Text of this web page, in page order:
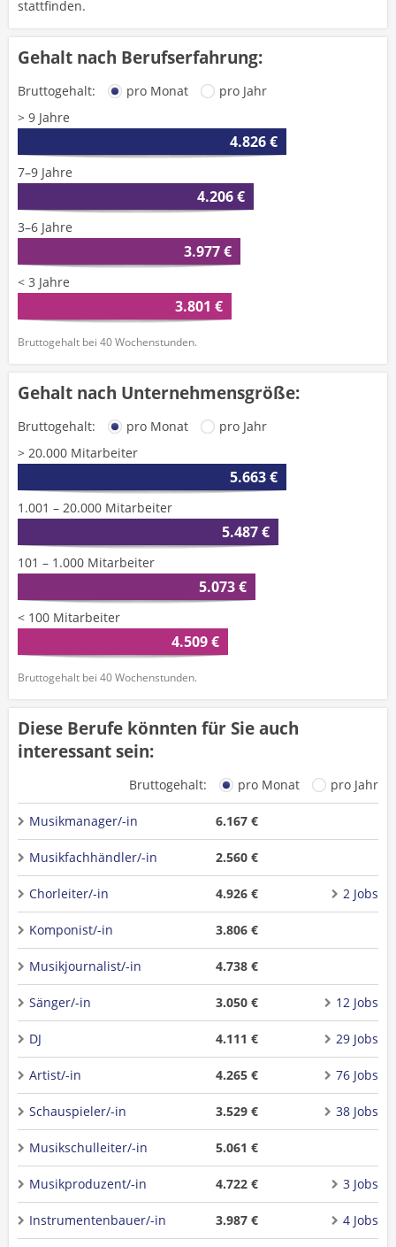
stattfinden.
Gehalt nach Berufserfahrung:
Bruttogehalt: pro Monat
pro Jahr
> 9 Jahre
4.826 €
7–9 Jahre
4.206 €
3–6 Jahre
3.977 €
< 3 Jahre
3.801 €
Bruttogehalt bei 40 Wochenstunden.
Gehalt nach Unternehmensgröße:
Bruttogehalt: pro Monat
pro Jahr
> 20.000 Mitarbeiter
5.663 €
1.001 – 20.000 Mitarbeiter
5.487 €
101 – 1.000 Mitarbeiter
5.073 €
< 100 Mitarbeiter
4.509 €
Bruttogehalt bei 40 Wochenstunden.
Diese Berufe könnten für Sie auch
interessant sein:
Bruttogehalt: pro Monat pro Jahr
Musikmanager/-in 6.167 €
Musikfachhändler/-in 2.560 €
Chorleiter/-in 4.926 € 2 Jobs
Komponist/-in 3.806 €
Musikjournalist/-in 4.738 €
Sänger/-in 3.050 € 12 Jobs
DJ 4.111 € 29 Jobs
Artist/-in 4.265 € 76 Jobs
Schauspieler/-in 3.529 € 38 Jobs
Musikschulleiter/-in 5.061 €
Musikproduzent/-in 4.722 € 3 Jobs
Instrumentenbauer/-in 3.987 € 4 Jobs